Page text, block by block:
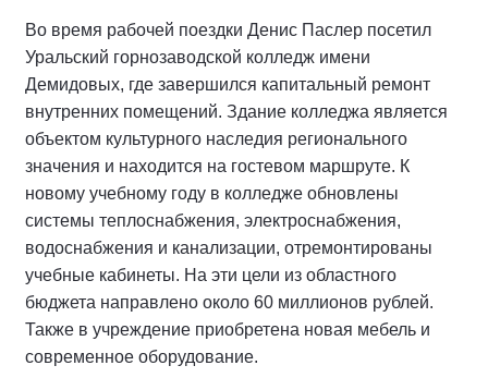
Во время рабочей поездки Денис Паслер посетил
Уральский горнозаводской колледж имени
Демидовых, где завершился капитальный ремонт
внутренних помещений. Здание колледжа является
объектом культурного наследия регионального
значения и находится на гостевом маршруте. К
новому учебному году в колледже обновлены
системы теплоснабжения, электроснабжения,
водоснабжения и канализации, отремонтированы
учебные кабинеты. На эти цели из областного
бюджета направлено около 60 миллионов рублей.
Также в учреждение приобретена новая мебель и
современное оборудование.